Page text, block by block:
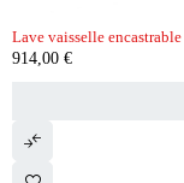
914,00 €